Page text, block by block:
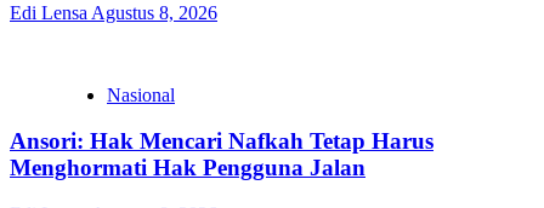
Edi Lensa Agustus 8, 2026
Nasional
Ansori: Hak Mencari Nafkah Tetap Harus
Menghormati Hak Pengguna Jalan